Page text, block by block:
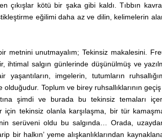
çıkışlar kötü bir şaka gibi kaldı. Tıbbın
eğilimi daha az ve dilin, kelimelerin
metnini unutmayalım; Tekinsiz makalesini.
salgın günlerinde düşünülmüş ve
imgelerin, tutumların
Toplum ve birey ruhsallıklarının geçiş
şimdi ve burada bu tekinsiz temaları
için tekinsiz olanla karşılaşma, bir tür
serüveni oldu bu salgında… Orada,
bir halkın’ yeme alışkanlıklarından